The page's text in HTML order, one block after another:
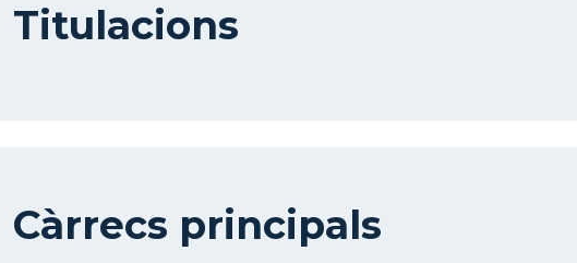
Titulacions
Càrrecs principals